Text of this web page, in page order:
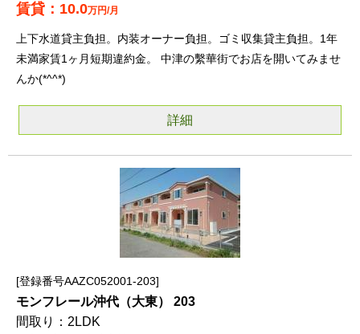
10.0万円/月
上下水道貸主負担。内装オーナー負担。ゴミ収集貸主負担。1年
未満家賃1ヶ月短期違約金。 中津の繫華街でお店を開いてみませ
んか(*^^*)
詳細
登録番号AAZC052001-203
モンフレール沖代（大東） 203
2LDK